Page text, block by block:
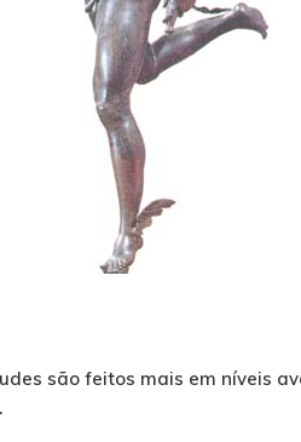
são feitos mais em níveis